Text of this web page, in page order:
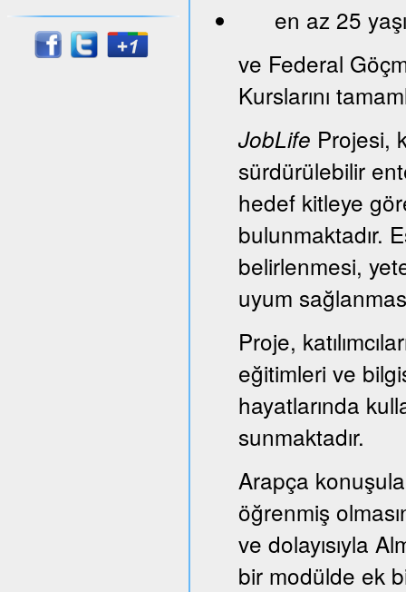
en az 25
ve Federal
Kurslarını
JobLife Projesi,
sürdürülebilir
hedef kitleye
bulunmaktadır.
belirlenmesi,
uyum
Proje,
eğitimleri ve
hayatlarında
sunmaktadır.
Arapça
öğrenmiş
ve dolayısıyla
bir modülde ek